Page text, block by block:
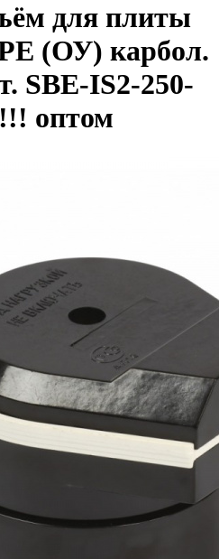
для плиты
(ОУ) карбол.
SBE-IS2-250-
оптом